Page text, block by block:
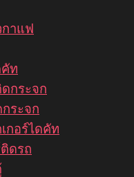
กาแฟ
ท
กระจก
ระจก
กอร์ไดคัท
ดรถ